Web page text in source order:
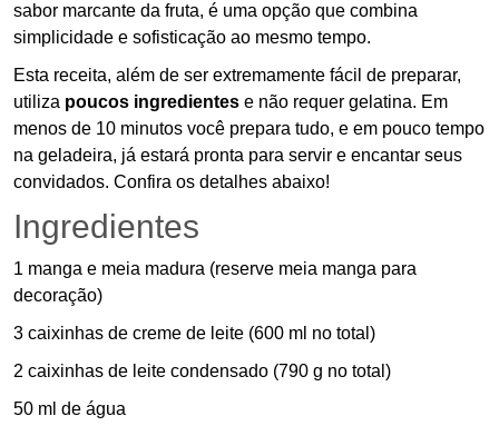
sabor marcante da fruta, é uma opção que combina
simplicidade e sofisticação ao mesmo tempo.
Esta receita, além de ser extremamente fácil de preparar,
utiliza poucos ingredientes e não requer gelatina. Em
menos de 10 minutos você prepara tudo, e em pouco tempo
na geladeira, já estará pronta para servir e encantar seus
convidados. Confira os detalhes abaixo!
Ingredientes
1 manga e meia madura (reserve meia manga para
decoração)
3 caixinhas de creme de leite (600 ml no total)
2 caixinhas de leite condensado (790 g no total)
50 ml de água